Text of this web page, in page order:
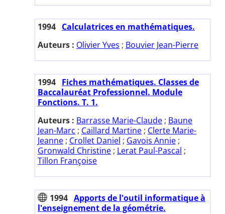
1994 Calculatrices en mathématiques.
Auteurs : Olivier Yves ; Bouvier Jean-Pierre
1994 Fiches mathématiques. Classes de
Baccalauréat Professionnel. Module
Fonctions. T. 1.
Auteurs : Barrasse Marie-Claude ; Baune
Jean-Marc ; Caillard Martine ; Clerte Marie-
Jeanne ; Crollet Daniel ; Gavois Annie ;
Gronwald Christine ; Lerat Paul-Pascal ;
Tillon Françoise
1994 Apports de l'outil informatique à
l'enseignement de la géométrie.